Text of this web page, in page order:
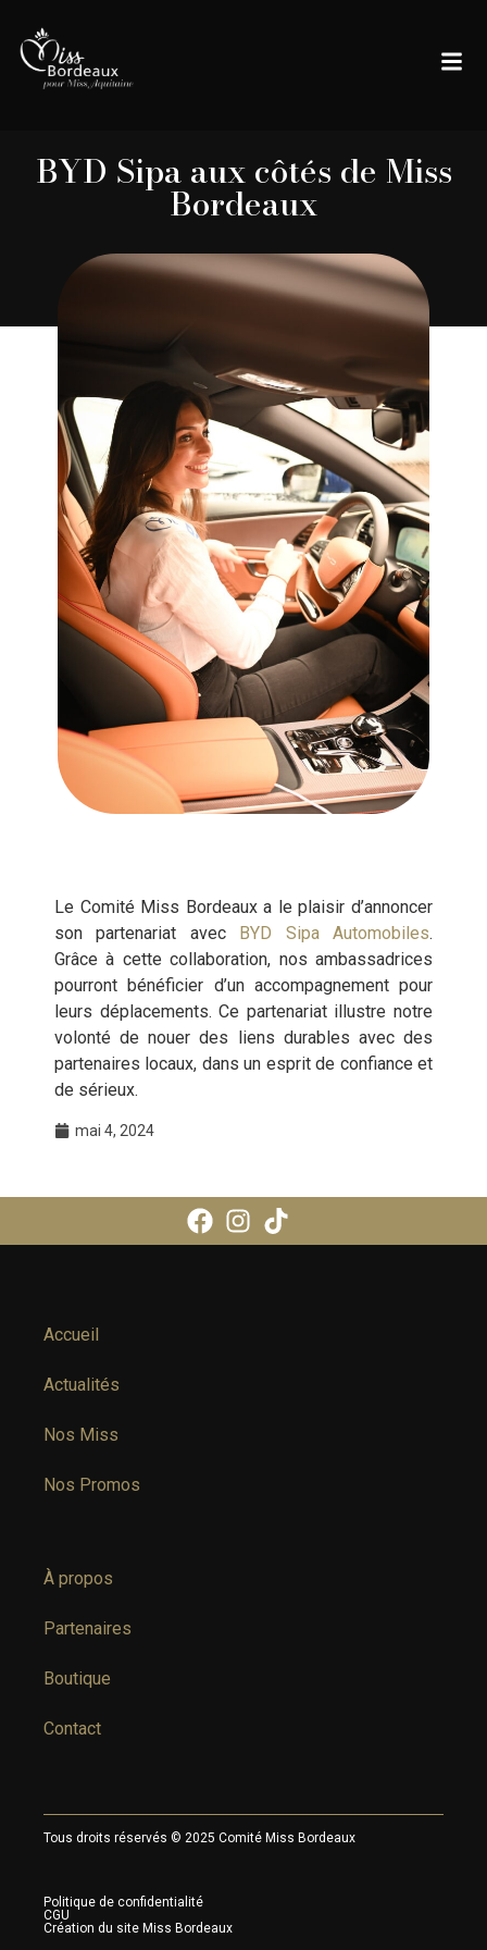
BYD Sipa aux côtés de Miss
Bordeaux
Le Comité Miss Bordeaux a le plaisir d’annoncer
son partenariat avec
BYD Sipa Automobiles.
Grâce à cette collaboration, nos ambassadrices
pourront bénéficier d’un accompagnement pour
leurs déplacements. Ce partenariat illustre notre
volonté de nouer des liens durables avec des
partenaires locaux, dans un esprit de confiance et
de sérieux.
mai 4, 2024
Accueil
Actualités
Nos Miss
Nos Promos
À propos
Partenaires
Boutique
Contact
Tous droits réservés © 2025 Comité Miss Bordeaux
Politique de confidentialité
CGU
Création du site Miss Bordeaux